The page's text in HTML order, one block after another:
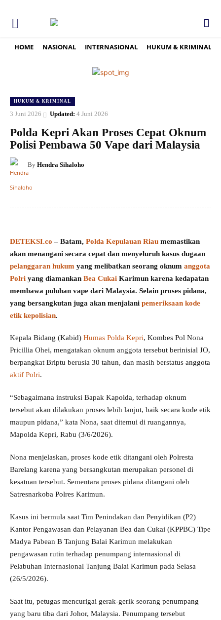
HOME NASIONAL INTERNASIONAL HUKUM & KRIMINAL
HUKUM & KRIMINAL
3 Juni 2026 Updated: 4 Juni 2026
Polda Kepri Akan Proses Cepat Oknum
Polisi Pembawa 50 Vape dari Malaysia
By Hendra Sihaloho
DETEKSI.co – Batam, Polda Kepulauan Riau memastikan
akan menangani secara cepat dan menyeluruh kasus dugaan
pelanggaran hukum yang melibatkan seorang oknum anggota
Polri yang diamankan Bea Cukai Karimun karena kedapatan
membawa puluhan vape dari Malaysia. Selain proses pidana,
yang bersangkutan juga akan menjalani pemeriksaan kode
etik kepolisian.
Kepala Bidang (Kabid) Humas Polda Kepri, Kombes Pol Nona
Pricillia Ohei, mengatakan oknum anggota tersebut berinisial JO,
berpangkat Briptu berusia 30 tahun, dan masih berstatus anggota
aktif Polri.
“Sebagaimana instruksi Bapak Kapolda, terhadap oknum
tersebut akan dilakukan proses lebih lanjut, baik secara kode etik
maupun pidana,” kata Nona, saat ditemui di ruangannya,
Mapolda Kepri, Rabu (3/6/2026).
Nona menjelaskan, proses kode etik ditangani oleh Polresta
Barelang karena yang bersangkutan merupakan personel di
kesatuan tersebut. Sementara proses pidana ditangani oleh
Satresnarkoba Polres Karimun.
Kasus ini bermula saat Tim Penindakan dan Penyidikan (P2)
Kantor Pengawasan dan Pelayanan Bea dan Cukai (KPPBC) Tipe
Madya Pabean B Tanjung Balai Karimun melakukan
pengawasan rutin terhadap penumpang internasional di
Pelabuhan Internasional Tanjung Balai Karimun pada Selasa
(26/5/2026).
Saat itu, petugas mencurigai gerak-gerik seorang penumpang
yang baru tiba dari Johor, Malaysia. Penumpang tersebut